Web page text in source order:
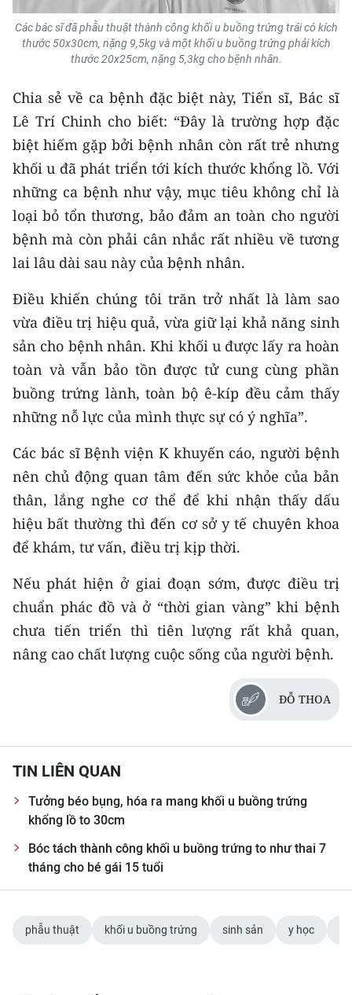
Các bác sĩ đã phẫu thuật thành công khối u buồng trứng trái có kích
thước 50x30cm, nặng 9,5kg và một khối u buồng trứng phải kích
thước 20x25cm, nặng 5,3kg cho bệnh nhân.
Chia sẻ về ca bệnh đặc biệt này, Tiến sĩ, Bác sĩ
Lê Trí Chinh cho biết: “Đây là trường hợp đặc
biệt hiếm gặp bởi bệnh nhân còn rất trẻ nhưng
khối u đã phát triển tới kích thước khổng lồ. Với
những ca bệnh như vậy, mục tiêu không chỉ là
loại bỏ tổn thương, bảo đảm an toàn cho người
bệnh mà còn phải cân nhắc rất nhiều về tương
lai lâu dài sau này của bệnh nhân.
Điều khiến chúng tôi trăn trở nhất là làm sao
vừa điều trị hiệu quả, vừa giữ lại khả năng sinh
sản cho bệnh nhân. Khi khối u được lấy ra hoàn
toàn và vẫn bảo tồn được tử cung cùng phần
buồng trứng lành, toàn bộ ê-kíp đều cảm thấy
những nỗ lực của mình thực sự có ý nghĩa”.
Các bác sĩ Bệnh viện K khuyến cáo, người bệnh
nên chủ động quan tâm đến sức khỏe của bản
thân, lắng nghe cơ thể để khi nhận thấy dấu
hiệu bất thường thì đến cơ sở y tế chuyên khoa
để khám, tư vấn, điều trị kịp thời.
Nếu phát hiện ở giai đoạn sớm, được điều trị
chuẩn phác đồ và ở “thời gian vàng” khi bệnh
chưa tiến triển thì tiên lượng rất khả quan,
nâng cao chất lượng cuộc sống của người bệnh.
ĐỖ THOA
TIN LIÊN QUAN
Tưởng béo bụng, hóa ra mang khối u buồng trứng
khổng lồ to 30cm
Bóc tách thành công khối u buồng trứng to như thai 7
tháng cho bé gái 15 tuổi
phẫu thuật khối u buồng trứng sinh sản y học